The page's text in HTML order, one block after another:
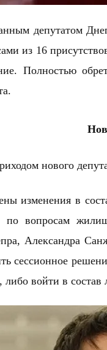
депутатом
из 16
Полностью
нового
изменения в
вопросам
Александра
сессионное
войти в состав